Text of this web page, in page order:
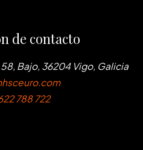
de contacto
58, Bajo, 36204 Vigo, Galicia
788 722